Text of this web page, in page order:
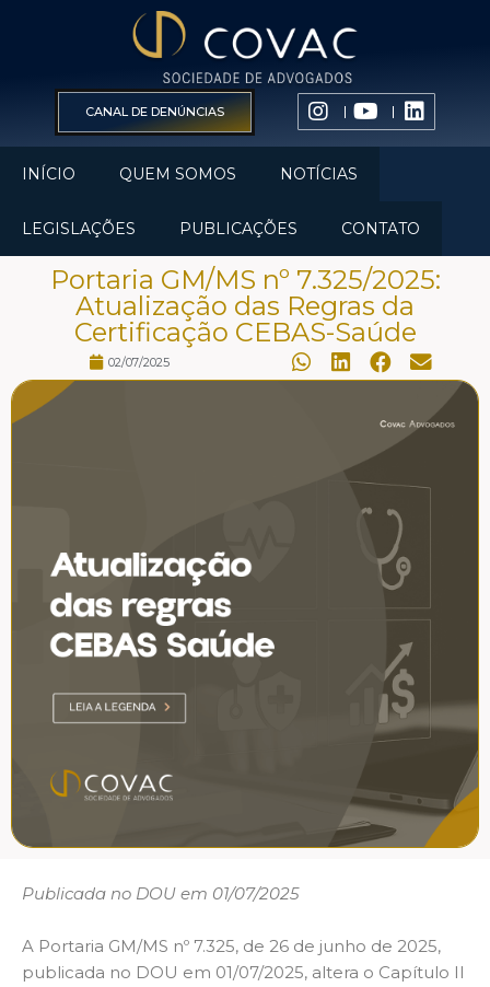
CANAL DE DENÚNCIAS
INÍCIO QUEM SOMOS NOTÍCIAS
LEGISLAÇÕES PUBLICAÇÕES CONTATO
Portaria GM/MS nº 7.325/2025:
Atualização das Regras da
Certificação CEBAS-Saúde
02/07/2025
Publicada no DOU em 01/07/2025
A Portaria GM/MS nº 7.325, de 26 de junho de 2025,
publicada no DOU em 01/07/2025, altera o Capítulo II